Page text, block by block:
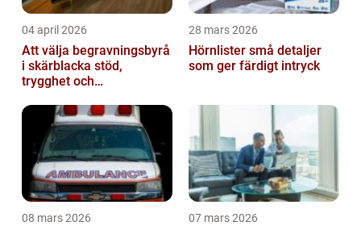
04 april 2026
Att välja begravningsbyrå
i skärblacka stöd,
trygghet och
28 mars 2026
Hörnlister små detaljer
som ger färdigt intryck
08 mars 2026 07 mars 2026